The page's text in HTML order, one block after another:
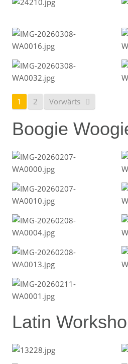
1 2 Vorwärts
Boogie
Latin